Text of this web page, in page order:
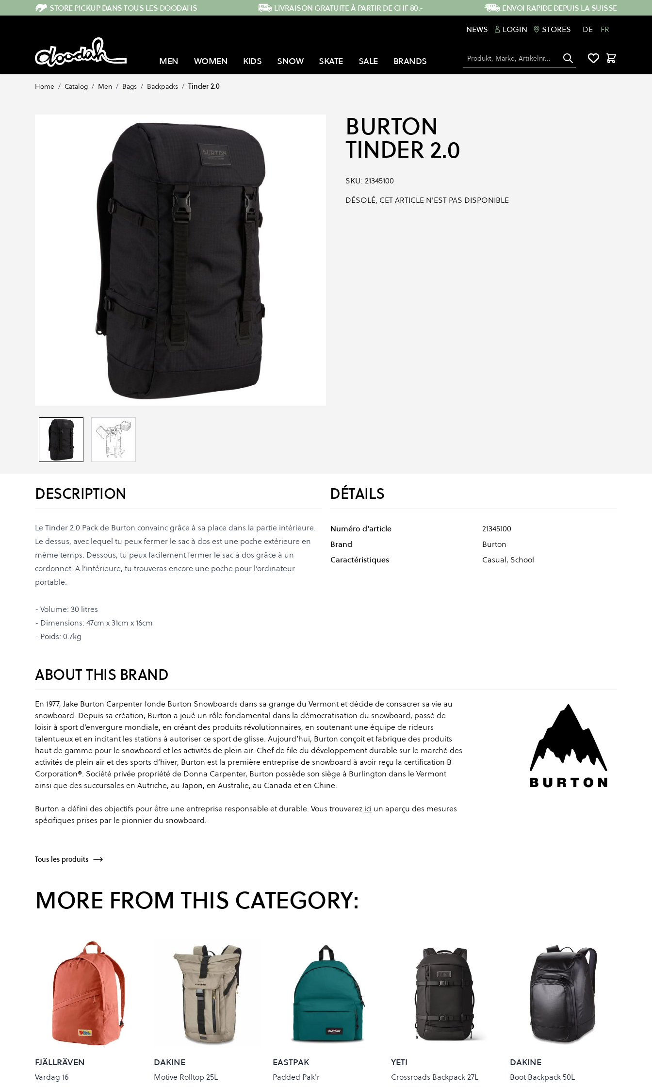
Skip to ContentSTORE PICKUP DANS TOUS LES DOODAHS LIVRAISON GRATUITE À PARTIR DE CHF 80.-
ENVOI RAPIDE DEPUIS LA SUISSE
NEWS
LOGIN STORES DE FR
MEN WOMEN KIDS SNOW SKATE SALE BRANDS Chercher Panier
Home / Catalog / Men / Bags / Backpacks / Tinder 2.0
BURTON
TINDER 2.0
SKU: 21345100
DÉSOLÉ, CET ARTICLE N'EST PAS DISPONIBLE
DESCRIPTION
Le Tinder 2.0 Pack de Burton convainc grâce à sa place dans la partie intérieure.
Le dessus, avec lequel tu peux fermer le sac à dos est une poche extérieure en
même temps. Dessous, tu peux facilement fermer le sac à dos grâce à un
cordonnet. A l’intérieure, tu trouveras encore une poche pour l’ordinateur
portable.
- Volume: 30 litres
- Dimensions: 47cm x 31cm x 16cm
- Poids: 0.7kg
DÉTAILS
Numéro d'article
21345100
Brand
Burton
Caractéristiques
Casual, School
ABOUT THIS BRAND
En 1977, Jake Burton Carpenter fonde Burton Snowboards dans sa grange du Vermont et décide de consacrer sa vie au
snowboard. Depuis sa création, Burton a joué un rôle fondamental dans la démocratisation du snowboard, passé de
loisir à sport d’envergure mondiale, en créant des produits révolutionnaires, en soutenant une équipe de rideurs
talentueux et en incitant les stations à autoriser ce sport de glisse. Aujourd’hui, Burton conçoit et fabrique des produits
haut de gamme pour le snowboard et les activités de plein air. Chef de file du développement durable sur le marché des
activités de plein air et des sports d’hiver, Burton est la première entreprise de snowboard à avoir reçu la certification B
Corporation®. Société privée propriété de Donna Carpenter, Burton possède son siège à Burlington dans le Vermont
ainsi que des succursales en Autriche, au Japon, en Australie, au Canada et en Chine.
Burton a défini des objectifs pour être une entreprise responsable et durable. Vous trouverez ici un aperçu des mesures
spécifiques prises par le pionnier du snowboard.
Tous les produits
MORE FROM THIS CATEGORY:
FJÄLLRÄVEN
Vardag 16
DAKINE
Motive Rolltop 25L
EASTPAK
Padded Pak'r
YETI
Crossroads Backpack 27L
DAKINE
Boot Backpack 50L